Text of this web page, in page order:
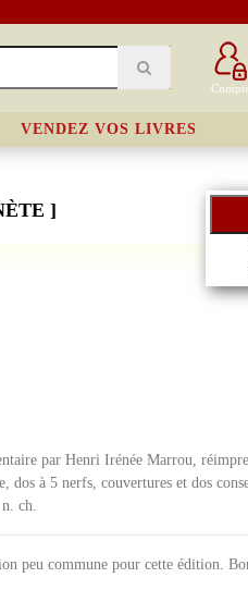
VENDEZ VOS LIVRES
]
par Henri Irénée Marrou,
à 5 nerfs, couvertures et dos
ch.
peu commune pour cette édition.